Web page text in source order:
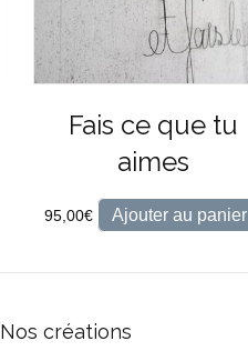
Fais ce que tu
aimes
95,00€ Ajouter au panier
Nos créations